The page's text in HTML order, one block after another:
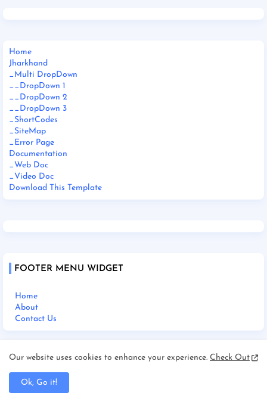
Home
Jharkhand
_Multi DropDown
__DropDown 1
__DropDown 2
__DropDown 3
_ShortCodes
_SiteMap
_Error Page
Documentation
_Web Doc
_Video Doc
Download This Template
FOOTER MENU WIDGET
Home
About
Contact Us
Our website uses cookies to enhance your experience. Check Out
Ok, Go it!